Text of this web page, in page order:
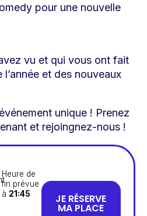
pour une nouvelle
vu et qui vous ont fait
et des nouveaux
unique ! Prenez
et rejoingnez-nous !
Heure de
fin prévue
à 21:45 JE RÉSERVE
MA PLACE